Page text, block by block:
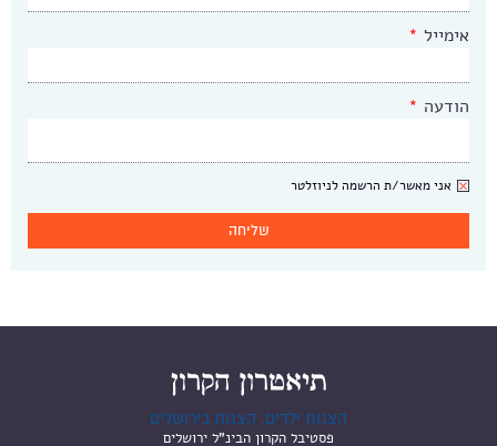
אימייל *
הודעה *
ניוזלטר
אני מאשר/ת הרשמה לניוזלטר
הצגות ילדים, הצגות בירושלים
פסטיבל הקרון הבינ"ל ירושלים